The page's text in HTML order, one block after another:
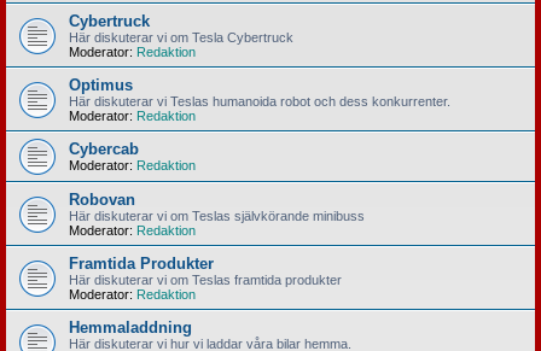
Cybertruck
Här diskuterar vi om Tesla Cybertruck
Moderator: Redaktion
Optimus
Här diskuterar vi Teslas humanoida robot och dess konkurrenter.
Moderator: Redaktion
Cybercab
Moderator: Redaktion
Robovan
Här diskuterar vi om Teslas självkörande minibuss
Moderator: Redaktion
Framtida Produkter
Här diskuterar vi om Teslas framtida produkter
Moderator: Redaktion
Hemmaladdning
Här diskuterar vi hur vi laddar våra bilar hemma.